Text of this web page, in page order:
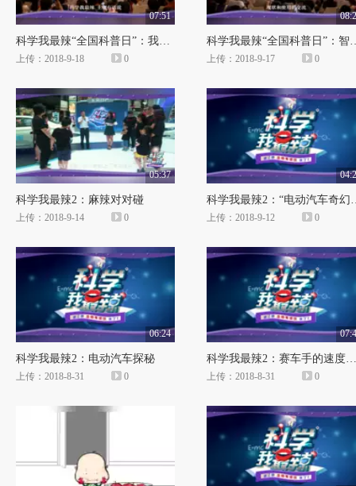
07:51
科学我最辣“全国科普日”：我们真的能拥有钢铁侠的家吗？
上传：2018-9-18 0
科学我最辣“全国
上传：2018-9-17 0
05:37
科学我最辣2：麻辣对对碰
上传：2018-9-14 0
科学我最辣
上传：2018-9-12 0
06:24
科学我最辣2：电动汽车探秘
上传：2018-8-31 0
科学我最辣2：赛车手的速度与激情
上传：2018-8-31 0